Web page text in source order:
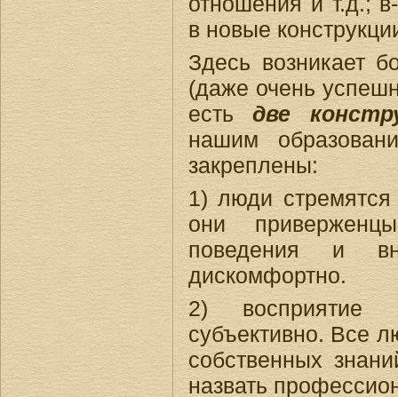
в новые
Здесь возникает
(даже очень
естьдве
нашим
закреплены:
1) люди стремятся
они
поведения и
дискомфортно.
2) восприятие
субъективно. Все
собственных
назвать